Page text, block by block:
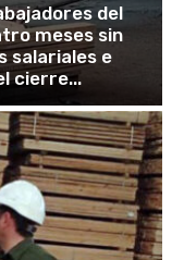
del
meses sin
salariales e
cierre...